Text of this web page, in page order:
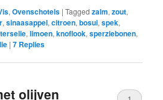
,Ovenschotels |Tagged zalm,zout,
,sinaasappel,citroen,bosui,spek,
,limoen,knoflook,sperziebonen,
|7 Replies
olijven